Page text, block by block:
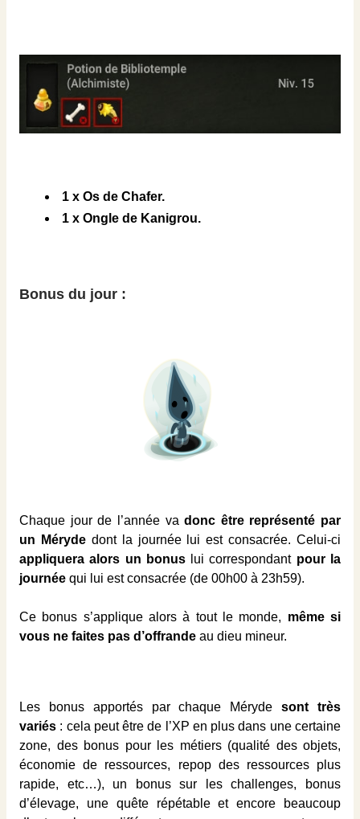
1 x Os de Chafer.
1 x Ongle de Kanigrou.
Bonus du jour :
Chaque jour de l’année vadonc être représenté par
un Mérydedont la journée lui est consacrée. Celui-ci
appliquera alors un bonuslui correspondant pour la
journée qui lui est consacrée (de 00h00 à 23h59).
Ce bonus s’applique alors à tout le monde, même si
vous ne faites pas d’offrande au dieu mineur.
Les bonus apportés par chaque Mérydesont très
variés : cela peut être de l’XP en plus dans une certaine
zone, des bonus pour les métiers (qualité des objets,
économie de ressources, repop des ressources plus
rapide, etc…), un bonus sur les challenges, bonus
d’élevage, une quête répétable et encore beaucoup